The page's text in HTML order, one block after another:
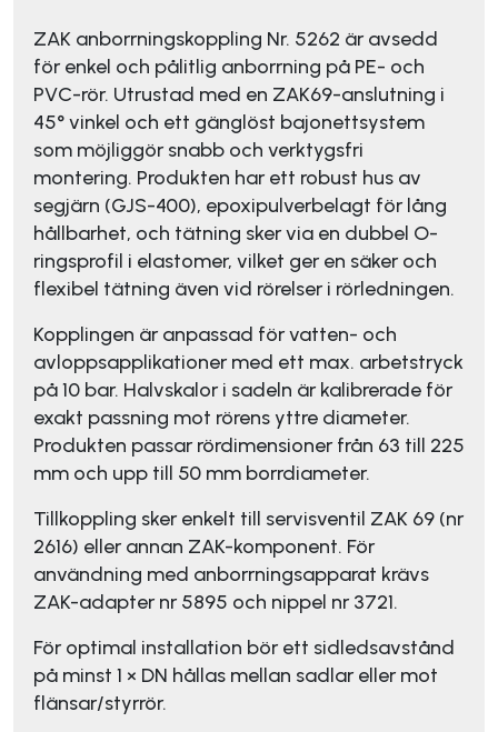
ZAK anborrningskoppling Nr. 5262 är avsedd
för enkel och pålitlig anborrning på PE- och
PVC-rör. Utrustad med en ZAK69-anslutning i
45° vinkel och ett gänglöst bajonettsystem
som möjliggör snabb och verktygsfri
montering. Produkten har ett robust hus av
segjärn (GJS-400), epoxipulverbelagt för lång
hållbarhet, och tätning sker via en dubbel O-
ringsprofil i elastomer, vilket ger en säker och
flexibel tätning även vid rörelser i rörledningen.
Kopplingen är anpassad för vatten- och
avloppsapplikationer med ett max. arbetstryck
på 10 bar. Halvskalor i sadeln är kalibrerade för
exakt passning mot rörens yttre diameter.
Produkten passar rördimensioner från 63 till 225
mm och upp till 50 mm borrdiameter.
Tillkoppling sker enkelt till servisventil ZAK 69 (nr
2616) eller annan ZAK-komponent. För
användning med anborrningsapparat krävs
ZAK-adapter nr 5895 och nippel nr 3721.
För optimal installation bör ett sidledsavstånd
på minst 1 × DN hållas mellan sadlar eller mot
flänsar/styrrör.